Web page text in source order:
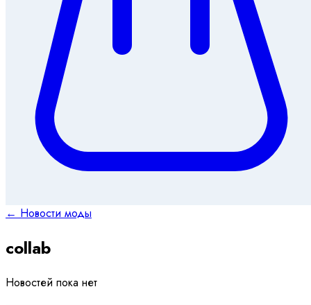
← Новости моды
collab
Новостей пока нет